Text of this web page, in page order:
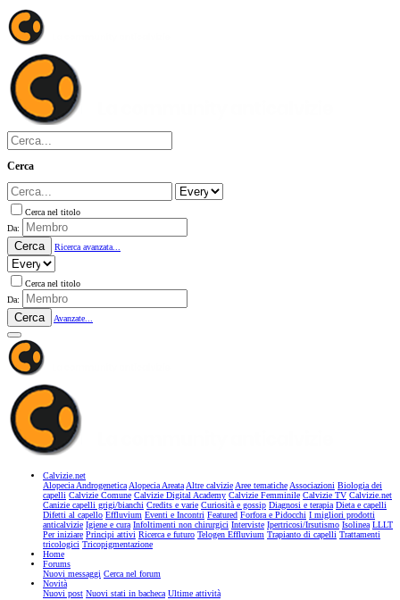
Cerca
Cerca nel titolo
Da:
Cerca Ricerca avanzata...
Cerca nel titolo
Da:
Cerca Avanzate...
Calvizie.net
Alopecia AndrogeneticaAlopecia AreataAltre calvizieAree tematicheAssociazioni Biologia dei
capelli Calvizie Comune Calvizie Digital Academy Calvizie Femminile Calvizie TV Calvizie.net
Canizie capelli grigi/bianchi Credits e varie Curiosità e gossip Diagnosi e terapia Dieta e capelli
Difetti al capello Effluvium Eventi e Incontri Featured Forfora e Pidocchi I migliori prodotti
anticalvizie Igiene e cura Infoltimenti non chirurgici Interviste Ipertricosi/Irsutismo Isolinea LLLT
Per iniziare Principi attivi Ricerca e futuro Telogen Effluvium Trapianto di capelli Trattamenti
tricologici Tricopigmentazione
Home
Forums
Nuovi messaggi Cerca nel forum
Novità
Nuovi post Nuovi stati in bacheca Ultime attività